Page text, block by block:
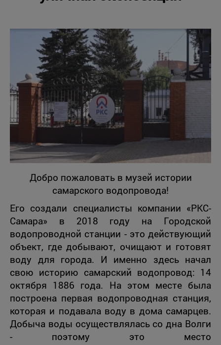
Добро пожаловать в музей истории
самарского водопровода!
Его создали специалисты компании «РКС-
Самара» в 2018 году на Городской
водопроводной станции - это действующий
объект, где добывают, очищают и готовят
воду для города. И именно здесь начал
свою историю самарский водопровод: 14
октября 1886 года. На этом месте была
построена первая водопроводная станция,
которая и подавала воду в дома самарцев.
Добыча воды осуществлялась со дна Волги
- поэтому это место